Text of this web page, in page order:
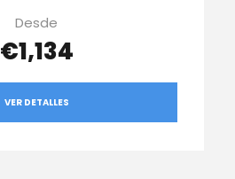
Desde
€1,134
VER DETALLES